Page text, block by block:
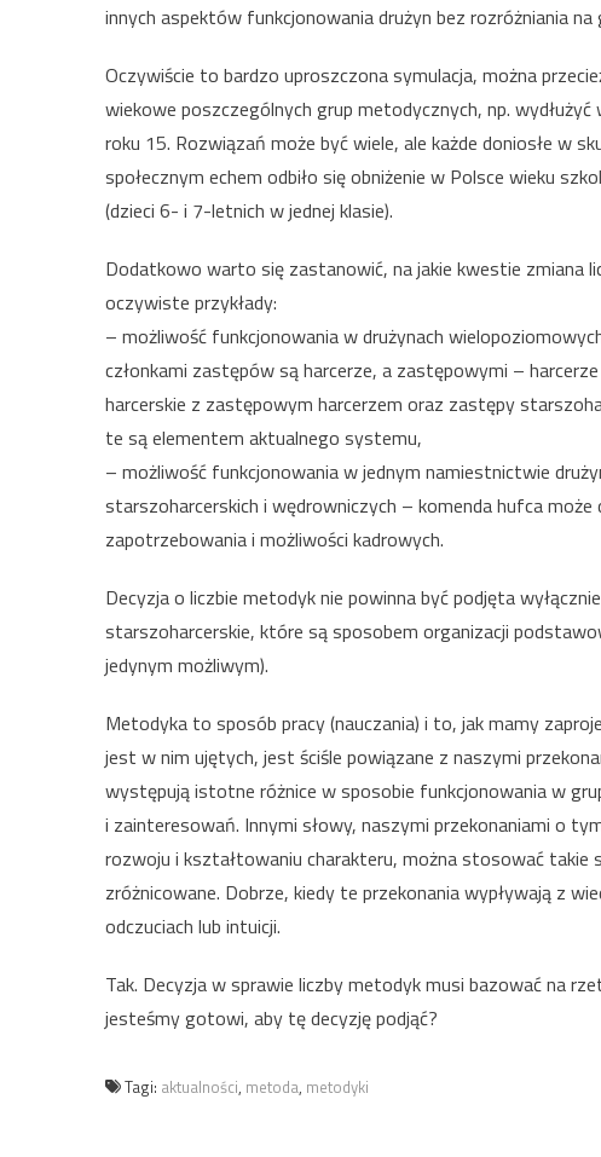
innych aspektów funkcjonowania drużyn bez rozróżniania
Oczywiście to bardzo uproszczona symulacja, można
wiekowe poszczególnych grup metodycznych, np.
roku 15. Rozwiązań może być wiele, ale każde doniosłe w
społecznym echem odbiło się obniżenie w Polsce wieku
(dzieci 6- i 7-letnich w jednej klasie).
Dodatkowo warto się zastanowić, na jakie kwestie zmiana
oczywiste przykłady:
– możliwość funkcjonowania w drużynach
członkami zastępów są harcerze, a zastępowymi –
harcerskie z zastępowym harcerzem oraz zastępy
te są elementem aktualnego systemu,
– możliwość funkcjonowania w jednym namiestnictwie
starszoharcerskich i wędrowniczych – komenda hufca
zapotrzebowania i możliwości kadrowych.
Decyzja o liczbie metodyk nie powinna być podjęta
starszoharcerskie, które są sposobem organizacji
jedynym możliwym).
Metodyka to sposób pracy (nauczania) i to, jak mamy
jest w nim ujętych, jest ściśle powiązane z naszymi
występują istotne różnice w sposobie funkcjonowania w
i zainteresowań. Innymi słowy, naszymi przekonaniami o
rozwoju i kształtowaniu charakteru, można stosować takie
zróżnicowane. Dobrze, kiedy te przekonania wypływają z
odczuciach lub intuicji.
Tak. Decyzja w sprawie liczby metodyk musi bazować na
jesteśmy gotowi, aby tę decyzję podjąć?
Tagi: aktualności, metoda, metodyki